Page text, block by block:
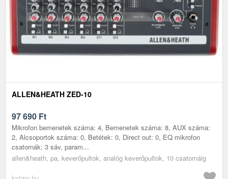
ALLEN&HEATH ZED-10
97 690 Ft
Mikrofon bemenetek száma: 4, Bemenetek száma: 8, AUX száma:
2, Alcsoportok száma: 0, Betétek: 0, Direct out: 0, EQ mikrofon
csatornák: 3 sáv, param...
allen&heath, pa, keverőpultok, analóg keverőpultok, 10 csatornáig